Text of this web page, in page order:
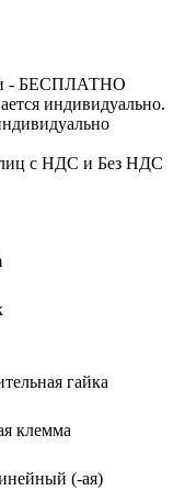
- БЕСПЛАТНО
индивидуально.
лиц с НДС и Без НДС
гайка
клемма
(-ая)